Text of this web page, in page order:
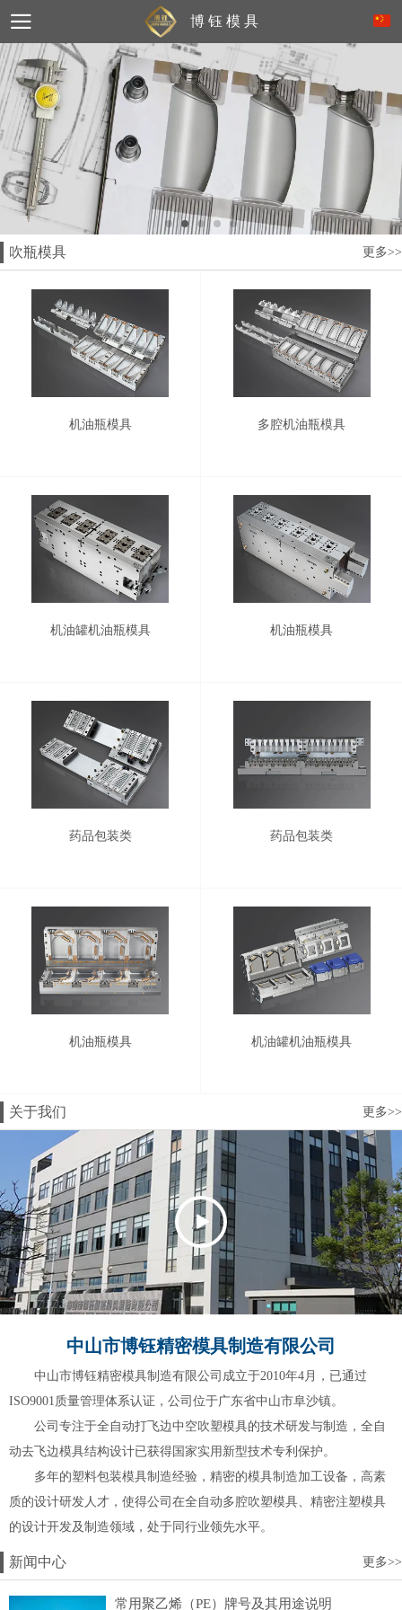
博 钰 模 具
吹瓶模具 更多>>
机油瓶模具 多腔机油瓶模具
机油罐机油瓶模具 机油瓶模具
药品包装类 药品包装类
机油瓶模具 机油罐机油瓶模具
关于我们 更多>>
中山市博钰精密模具制造有限公司
中山市博钰精密模具制造有限公司成立于2010年4月，已通过
ISO9001质量管理体系认证，公司位于广东省中山市阜沙镇。
公司专注于全自动打飞边中空吹塑模具的技术研发与制造，全自
动去飞边模具结构设计已获得国家实用新型技术专利保护。
多年的塑料包装模具制造经验，精密的模具制造加工设备，高素
质的设计研发人才，使得公司在全自动多腔吹塑模具、精密注塑模具
的设计开发及制造领域，处于同行业领先水平。
新闻中心 更多>>
常用聚乙烯（PE）牌号及其用途说明